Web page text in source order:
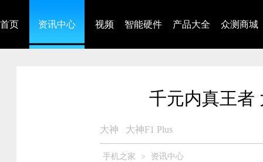
首页 资讯中心 视频 智能硬件 产品大全 众测商城
千元内真王者
大神 大神F1 Plus
手机之家 > 资讯中心